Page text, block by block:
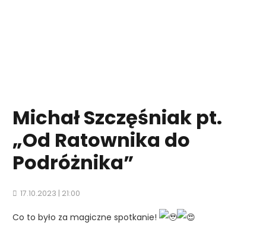
Michał Szczęśniak pt.
„Od Ratownika do
Podróżnika”
17.10.2023 | 21:00
Co to było za magiczne spotkanie!